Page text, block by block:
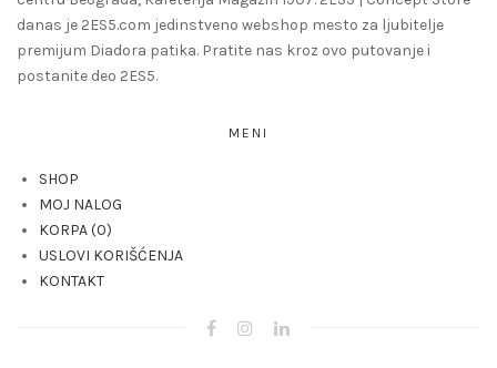
danas je 2ES5.com jedinstveno webshop mesto za ljubitelje
premijum Diadora patika. Pratite nas kroz ovo putovanje i ​​
postanite deo 2ES5.
MENI
SHOP
MOJ NALOG
KORPA 0
USLOVI KORIŠĆENJA
KONTAKT